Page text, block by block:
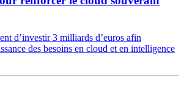
d’investir 3 milliards d’euros afin
des besoins en cloud et en intelligence